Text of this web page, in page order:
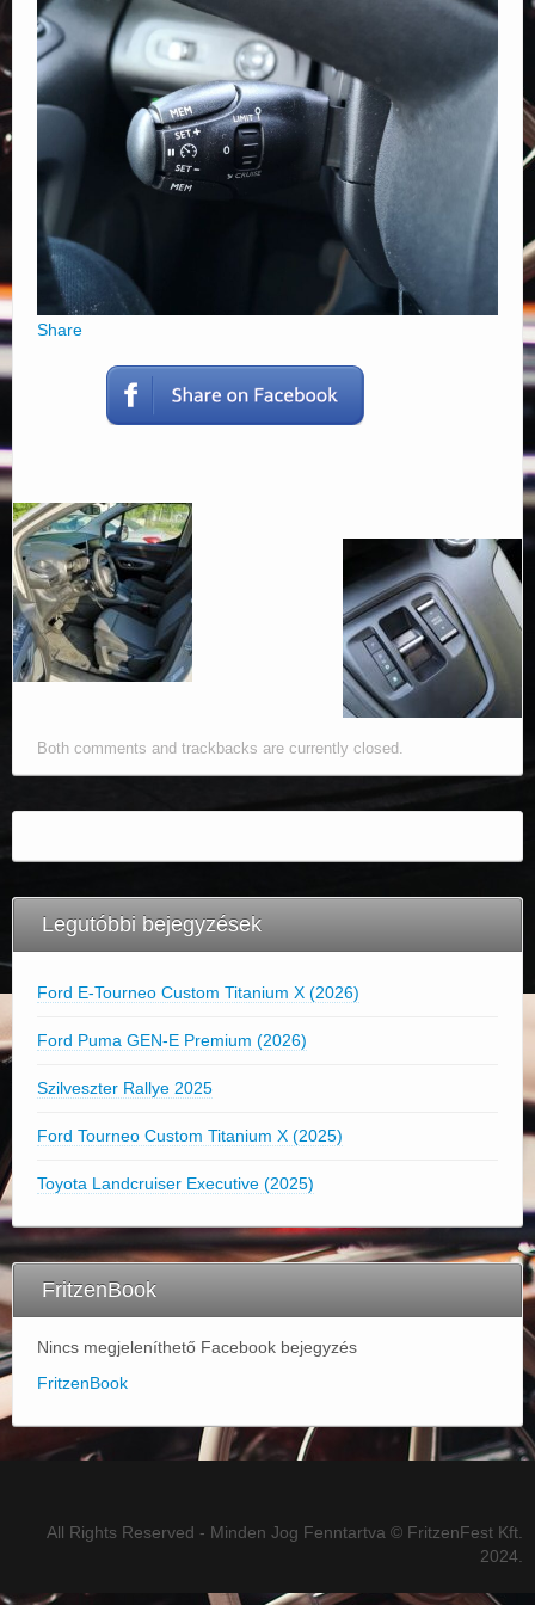
Elérhetőségek
Share
Both comments and trackbacks are currently closed.
Legutóbbi bejegyzések
Ford E-Tourneo Custom Titanium X (2026)
Ford Puma GEN-E Premium (2026)
Szilveszter Rallye 2025
Ford Tourneo Custom Titanium X (2025)
Toyota Landcruiser Executive (2025)
FritzenBook
Nincs megjeleníthető Facebook bejegyzés
FritzenBook
All Rights Reserved - Minden Jog Fenntartva © FritzenFest Kft.
2024.